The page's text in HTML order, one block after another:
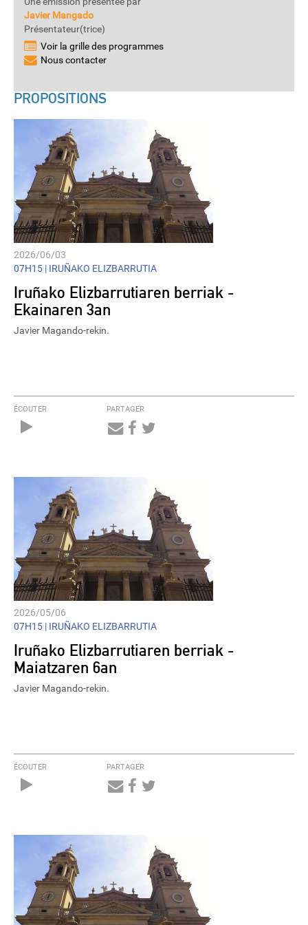
Javier Mangado
Présentateur(trice)
Voir la grille des programmes
Nous contacter
PROPOSITIONS
2026/06/03
07H15 | IRUÑAKO ELIZBARRUTIA
Iruñako Elizbarrutiaren berriak -
Ekainaren 3an
Javier Magando-rekin.
ÉCOUTER PARTAGER
2026/05/06
07H15 | IRUÑAKO ELIZBARRUTIA
Iruñako Elizbarrutiaren berriak -
Maiatzaren 6an
Javier Magando-rekin.
ÉCOUTER PARTAGER